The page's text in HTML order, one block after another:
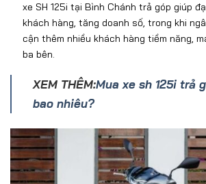
xe SH 125i tại Bình Chánhtrả góp giúpđ
khách hàng, tăng doanh số, trong khi ng
cận thêm nhiều khách hàng tiềm năng,
ba bên.
XEM THÊM:Mua xe sh 125i trả
bao nhiêu?